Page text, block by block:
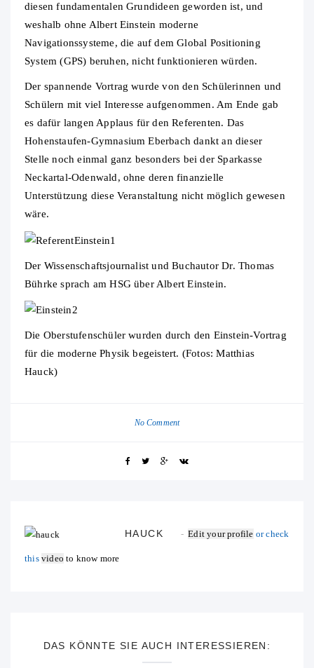
diesen fundamentalen Grundideen geworden ist, und
weshalb ohne Albert Einstein moderne
Navigationssysteme, die auf dem Global Positioning
System (GPS) beruhen, nicht funktionieren würden.
Der spannende Vortrag wurde von den Schülerinnen und
Schülern mit viel Interesse aufgenommen. Am Ende gab
es dafür langen Applaus für den Referenten. Das
Hohenstaufen-Gymnasium Eberbach dankt an dieser
Stelle noch einmal ganz besonders bei der Sparkasse
Neckartal-Odenwald, ohne deren finanzielle
Unterstützung diese Veranstaltung nicht möglich gewesen
wäre.
Der Wissenschaftsjournalist und Buchautor Dr. Thomas
Bührke sprach am HSG über Albert Einstein.
Die Oberstufenschüler wurden durch den Einstein-Vortrag
für die moderne Physik begeistert. (Fotos: Matthias
Hauck)
No Comment
HAUCK Edit your profile or check
this video to know more
DAS KÖNNTE SIE AUCH INTERESSIEREN: